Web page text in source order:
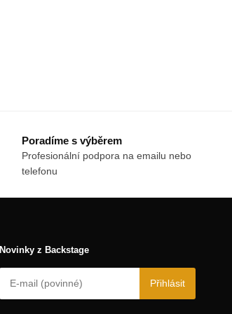
Poradíme s výběrem
Profesionální podpora na emailu nebo
telefonu
Novinky z Backstage